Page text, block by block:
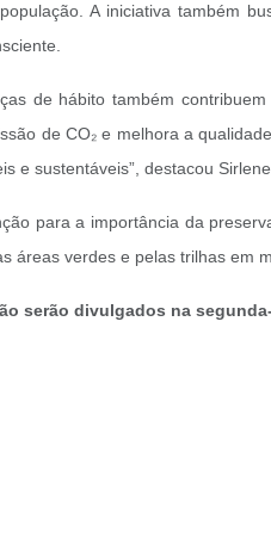
A iniciativa também
de hábito também
de CO₂ e melhora a
e sustentáveis”, destacou Sirlene.
para a importância da
áreas verdes e pelas trilhas em
serão divulgados na